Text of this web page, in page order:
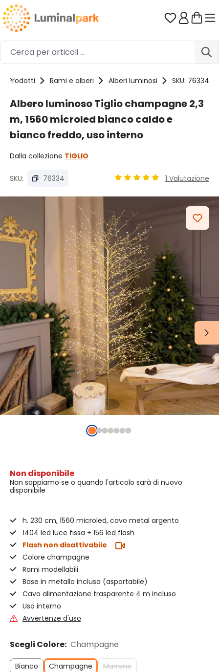
Passa al contenuto principale Hai 0
Prodotti Rami e alberi Alberi luminosi SKU: 76334
Albero luminoso Tiglio champagne 2,3
m, 1560 microled bianco caldo e
bianco freddo, uso interno
Dalla collezione TIGLIO
SKU: 76334 1 Valutazione
Non disponibile
Non sappiamo se o quando l'articolo sarà di nuovo
disponibile
h. 230 cm, 1560 microled, cavo metal argento
1404 led luce fissa + 156 led flash
Flash non disattivabile
Colore champagne
Rami modellabili
Base in metallo inclusa (asportabile)
Cavo alimentazione trasparente 4 m incluso
Uso interno
Avvertenze d'uso
Scegli Colore: Champagne
Bianco Champagne Marrone